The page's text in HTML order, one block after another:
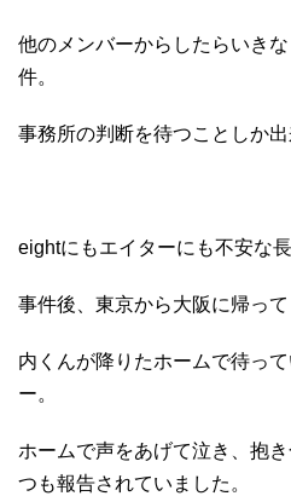
他のメンバーからしたらいき
件。
事務所の判断を待つことしか
eightにもエイターにも不安な
事件後、東京から大阪に帰って
内くんが降りたホームで待っ
ー。
ホームで声をあげて泣き、抱
つも報告されていました。